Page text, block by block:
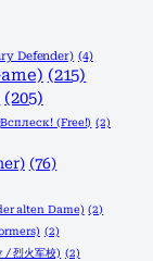
Defender) (4)
(215)
(205)
Всплеск! (Free!) (2)
(76)
alten Dame) (2)
(2)
烈火军校) (2)